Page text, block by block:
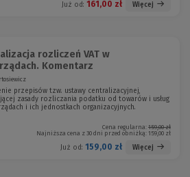
Już od: 161,00 zł Więcej
rozliczeń VAT w
Komentarz
przepisów tzw. ustawy centralizacyjnej,
zasady rozliczania podatku od towarów i usług
i ich jednostkach organizacyjnych.
Cena regularna: 159,00 zł
Najniższa cena z 30 dni przed obniżką: 159,00 zł
Już od: 159,00 zł Więcej